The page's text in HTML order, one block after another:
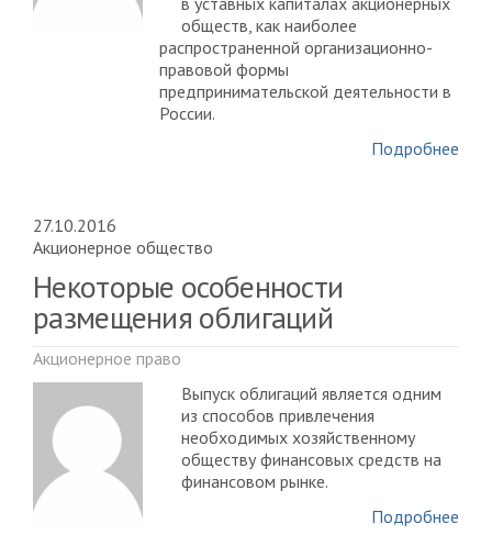
обществ, как наиболее
распространенной организационно-
правовой формы
предпринимательской деятельности в
России.
Подробнее
27.10.2016
Акционерное общество
Некоторые особенности
размещения облигаций
Акционерное право
Выпуск облигаций является одним
из способов привлечения
необходимых хозяйственному
обществу финансовых средств на
финансовом рынке.
Подробнее